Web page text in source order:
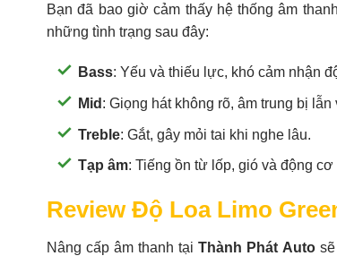
Bạn đã bao giờ cảm thấy hệ thống âm
những tình trạng sau đây:
Bass: Yếu và thiếu lực, khó cảm nhận
Mid : Giọng hát không rõ, âm trung bị lẫn
Treble: Gắt, gây mỏi tai khi nghe lâu.
Tạp âm: Tiếng ồn từ lốp, gió và động cơ
Review Độ Loa Limo
Nâng cấp âm thanh tạiThành Phát Autosẽ